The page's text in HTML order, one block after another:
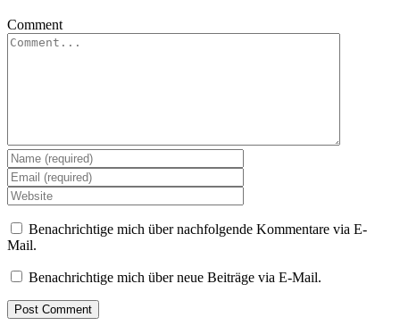
Comment
Benachrichtige mich über nachfolgende Kommentare via E-
Mail.
Benachrichtige mich über neue Beiträge via E-Mail.